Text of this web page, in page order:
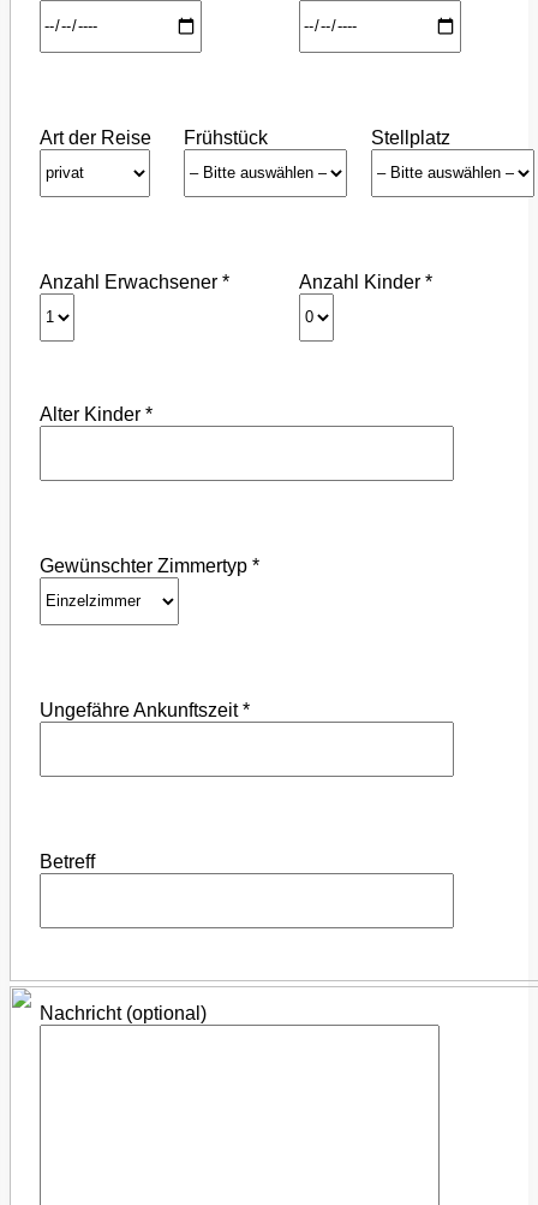
Art der Reise Frühstück Stellplatz
Anzahl Erwachsener * Anzahl Kinder *
Alter Kinder *
Gewünschter Zimmertyp *
Ungefähre Ankunftszeit *
Betreff
Nachricht (optional)